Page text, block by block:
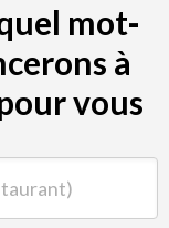
mot-
à
vous